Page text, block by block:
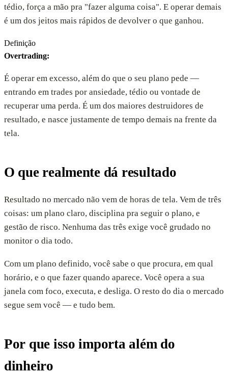
tédio, força a mão pra "fazer alguma coisa". E operar demais
é um dos jeitos mais rápidos de devolver o que ganhou.
Definição
Overtrading:
É operar em excesso, além do que o seu plano pede —
entrando em trades por ansiedade, tédio ou vontade de
recuperar uma perda. É um dos maiores destruidores de
resultado, e nasce justamente de tempo demais na frente da
tela.
O que realmente dá resultado
Resultado no mercado não vem de horas de tela. Vem de três
coisas: um plano claro, disciplina pra seguir o plano, e
gestão de risco. Nenhuma das três exige você grudado no
monitor o dia todo.
Com um plano definido, você sabe o que procura, em qual
horário, e o que fazer quando aparece. Você opera a sua
janela com foco, executa, e desliga. O resto do dia o mercado
segue sem você — e tudo bem.
Por que isso importa além do
dinheiro